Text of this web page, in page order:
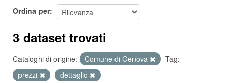
Ordina per
3 dataset trovati
Cataloghi di origine: Comune di Genova
Tag:
prezzi
dettaglio